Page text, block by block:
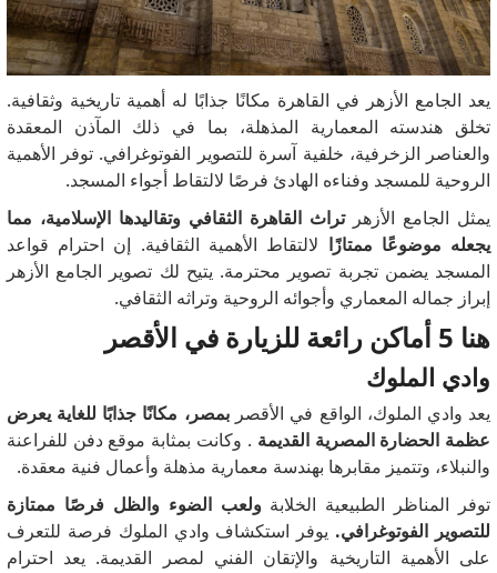
يعد الجامع الأزهر في القاهرة مكانًا جذابًا له أهمية تاريخية وثقافية.
تخلق هندسته المعمارية المذهلة، بما في ذلك المآذن المعقدة
والعناصر الزخرفية، خلفية آسرة للتصوير الفوتوغرافي. توفر الأهمية
الروحية للمسجد وفناءه الهادئ فرصًا لالتقاط أجواء المسجد.
يمثل الجامع الأزهرتراث القاهرة الثقافي وتقاليدها الإسلامية، مما
يجعله موضوعًا ممتازًا لالتقاط الأهمية الثقافية. إن احترام قواعد
المسجد يضمن تجربة تصوير محترمة. يتيح لك تصوير الجامع الأزهر
إبراز جماله المعماري وأجوائه الروحية وتراثه الثقافي.
هنا 5 أماكن رائعة للزيارة في الأقصر
وادي الملوك
يعد وادي الملوك، الواقع في الأقصربمصر، مكانًا جذابًا للغاية يعرض
عظمة الحضارة المصرية القديمة . وكانت بمثابة موقع دفن للفراعنة
والنبلاء، وتتميز مقابرها بهندسة معمارية مذهلة وأعمال فنية معقدة.
توفر المناظر الطبيعية الخلابةولعب الضوء والظل فرصًا ممتازة
للتصوير الفوتوغرافي. يوفر استكشاف وادي الملوك فرصة للتعرف
على الأهمية التاريخية والإتقان الفني لمصر القديمة. يعد احترام